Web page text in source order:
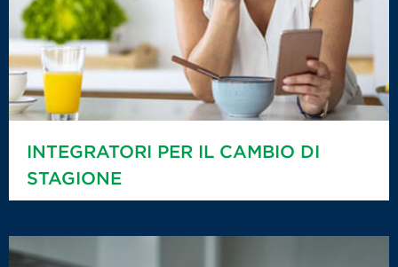
INTEGRATORI PER IL CAMBIO DI
STAGIONE